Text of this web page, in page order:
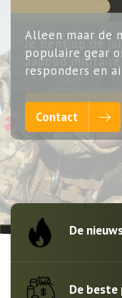
Alleen maar de
populaire gear
responders en
Contact
De
De beste